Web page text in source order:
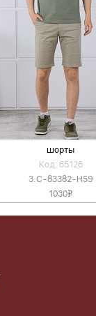
шорты
Код: 65126
3.C-83382-H59
1030v